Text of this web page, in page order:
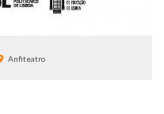
Anfiteatro